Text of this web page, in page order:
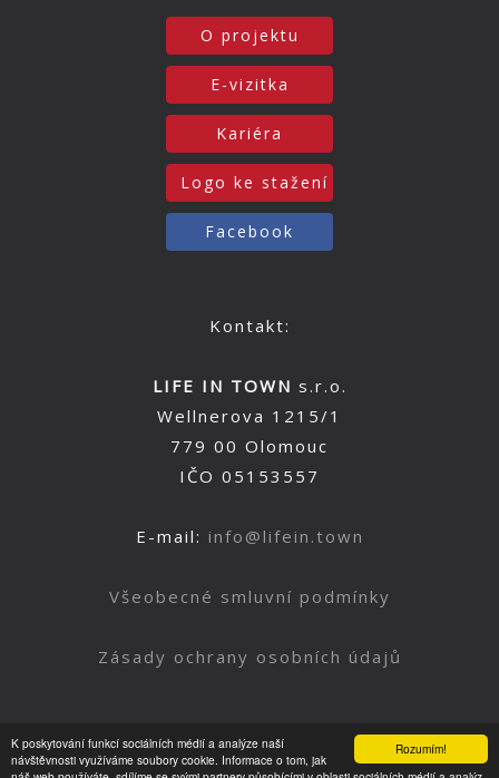
Rozumím!
K poskytování funkcí sociálních médií a analýze naší
návštěvnosti využíváme soubory cookie. Informace o tom, jak
O projektu
E-vizitka
Kariéra
Logo ke stažení
Facebook
Kontakt:
LIFE IN TOWN s.r.o.
Wellnerova 1215/1
779 00 Olomouc
IČO 05153557
E-mail: info@lifein.town
Všeobecné smluvní podmínky
Zásady ochrany osobních údajů
Nahoru